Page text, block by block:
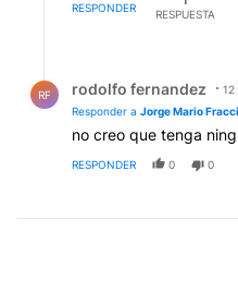
RESPONDER
RESPUESTA
RF rodolfo fernandez
12
Responder a Jorge Mario
no creo que tenga
RESPONDER 0 0